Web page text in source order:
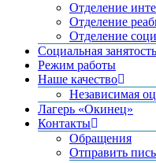
Отделение
Отделение
Отделение
Социальная занятость
Режим работы
Наше качество
Независимая
Лагерь «Окинец»
Контакты
Обращения
Отправить